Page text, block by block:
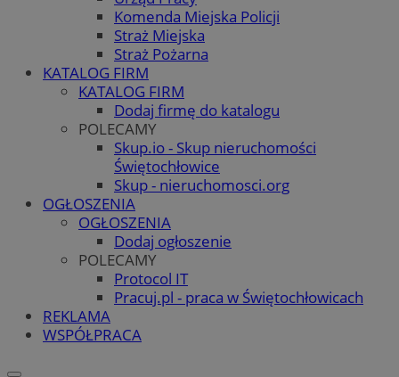
Komenda Miejska Policji
Straż Miejska
Straż Pożarna
KATALOG FIRM
KATALOG FIRM
Dodaj firmę do katalogu
POLECAMY
Skup.io - Skup nieruchomości
Świętochłowice
Skup - nieruchomosci.org
OGŁOSZENIA
OGŁOSZENIA
Dodaj ogłoszenie
POLECAMY
Protocol IT
Pracuj.pl - praca w Świętochłowicach
REKLAMA
WSPÓŁPRACA